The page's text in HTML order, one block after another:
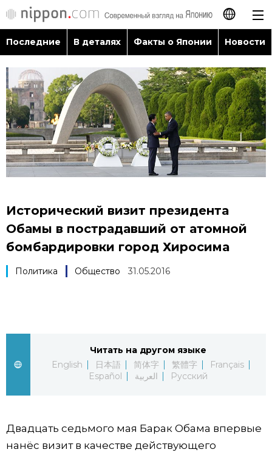
日本語
English
简体字
繁體字
Français
العربية
Последние
В деталях
Новости
Путеводитель по Японии
Люди
Блог
Политика
Популярные статьи
Японский язык
Японский калейдоскоп
Последние В деталях Факты о Японии Новости
Исторический визит президента
Обамы в пострадавший от атомной
бомбардировки город Хиросима
Политика Общество 31.05.2016
Читать на другом языке
English
日本語 简体字 繁體字
Français
Español
العربية Русский
Двадцать седьмого мая Барак Обама впервые
нанёс визит в качестве действующего